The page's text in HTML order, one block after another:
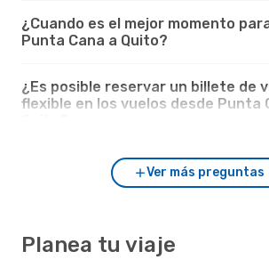
¿Cuando es el mejor momento
Punta Cana a Quito?
¿Es posible reservar un billete de
flexible en los vuelos desde Punta
Ver más preguntas
Planea tu viaje